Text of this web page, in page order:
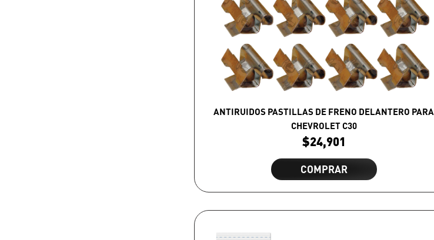
ANTIRUIDOS PASTILLAS DE FRENO DELANTERO PARA
CHEVROLET C30
$24,901
COMPRAR